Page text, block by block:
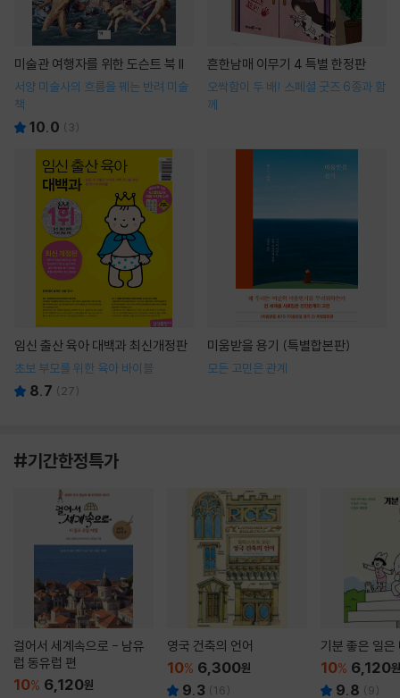
미술관 여행자를 위한 도슨트 북 II
서양 미술사의 흐름을 꿰는 반려 미술
책
10.0 ( 3)
흔한남매 이무기 4 특별 한정판
오싹함이 두 배! 스페셜 굿즈 6종과 함
께
임신 출산 육아 대백과 최신개정판
초보 부모를 위한 육아 바이블
8.7 ( 27)
미움받을 용기 (특별합본판)
모든 고민은 관계
#기간한정특가
걸어서 세계속으로 - 남유
럽 동유럽 편
10% 6,120원
영국 건축의 언어
10% 6,300원
9.3 (16)
기분 좋은 일은
10% 6,120원
9.8 (9)